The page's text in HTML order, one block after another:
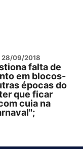
28/09/2018
falta de
em blocos-
épocas do
que ficar
cuia na